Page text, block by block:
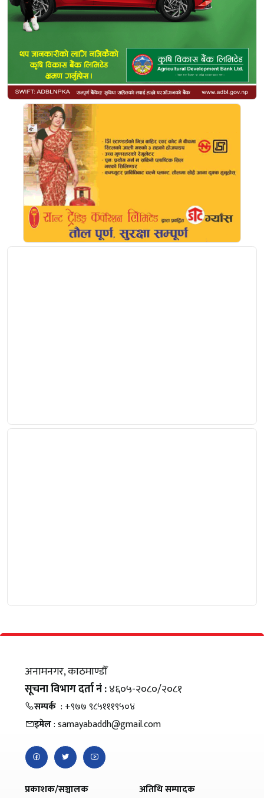
अनामनगर, काठमाण्डौँ
सूचना विभाग दर्ता नं :४६०५-२०८०/२०८१
सम्पर्क : +९७७ ९८५१११९५०४
इमेल: samayabaddh@gmail.com
प्रकाशक/सञ्चालक
अतिथि सम्पादक